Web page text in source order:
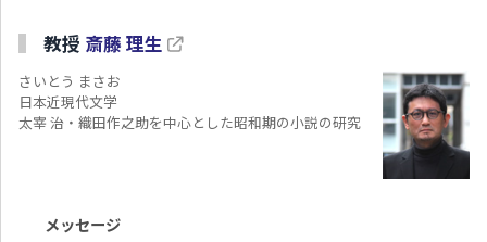
教授 斎藤 理生
さいとう まさお
日本近現代文学
太宰 治・織田作之助を中心とした昭和期の小説の研究
メッセージ